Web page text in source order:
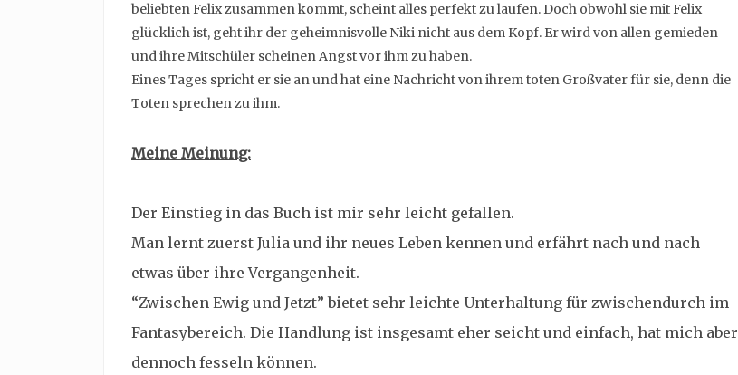
beliebten Felix zusammen kommt, scheint alles perfekt zu laufen. Doch obwohl sie mit Felix
glücklich ist, geht ihr der geheimnisvolle Niki nicht aus dem Kopf. Er wird von allen gemieden
und ihre Mitschüler scheinen Angst vor ihm zu haben.
Eines Tages spricht er sie an und hat eine Nachricht von ihrem toten Großvater für sie, denn die
Toten sprechen zu ihm.
Meine Meinung:
Der Einstieg in das Buch ist mir sehr leicht gefallen.
Man lernt zuerst Julia und ihr neues Leben kennen und erfährt nach und nach
etwas über ihre Vergangenheit.
“Zwischen Ewig und Jetzt” bietet sehr leichte Unterhaltung für zwischendurch im
Fantasybereich. Die Handlung ist insgesamt eher seicht und einfach, hat mich aber
dennoch fesseln können.